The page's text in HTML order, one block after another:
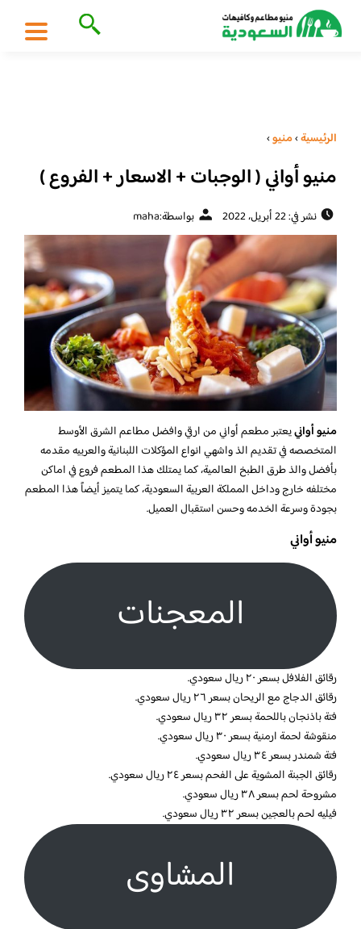
الرئيسية›منيو›
منيو أواني ( الوجبات + الاسعار + الفروع )
نشر في: 22 أبريل، 2022 بواسطة:maha
منيو أوانييعتبر مطعم أواني من ارقي وافضل مطاعم الشرق الأوسط
المتخصصه في تقديم الذ واشهي انواع المؤكلات اللبنانية والعربيه مقدمه
بأفضل والذ طرق الطبخ العالمية، كما يمتلك هذا المطعم فروع في اماكن
مختلفه خارج وداخل المملكة العربية السعودية، كما يتميز أيضاً هذا المطعم
بجودة وسرعة الخدمه وحسن استقبال العميل.
منيو أواني
المعجنات
رقائق الفلافل بسعر ٢٠ ريال سعودي.
رقائق الدجاج مع الريحان بسعر ٢٦ ريال سعودي.
فتة باذنجان باللحمة بسعر ٣٢ ريال سعودي.
منقوشة لحمة ارمنية بسعر ٣٠ ريال سعودي.
فتة شمندر بسعر ٣٤ ريال سعودي.
رقائق الجبنة المشوية على الفحم بسعر ٢٤ ريال سعودي.
مشروحة لحم بسعر ٣٨ ريال سعودي.
فيليه لحم بالعجين بسعر ٣٢ ريال سعودي.
المشاوى